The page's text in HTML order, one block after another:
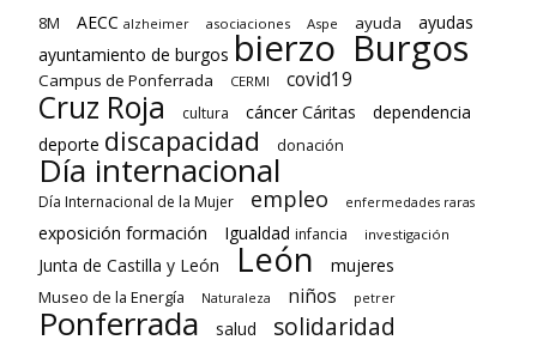
8M AECC alzheimer asociaciones Aspe ayuda
ayudas
ayuntamiento de burgos bierzo Burgos
Campus de Ponferrada CERMI covid19
Cruz Roja cultura cáncerCáritas
dependencia
deporte discapacidad donación
Día internacional
Día Internacional de la Mujer empleo enfermedades raras
exposición formación Igualdad infancia investigación
Junta de Castilla y León León mujeres
Museo de la Energía Naturaleza niños petrer
Ponferrada salud solidaridad